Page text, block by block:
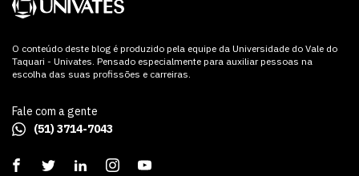
O conteúdo deste blog é produzido pela equipe da Universidade do Vale do
Taquari - Univates. Pensado especialmente para auxiliar pessoas na
escolha das suas profissões e carreiras.
Fale com a gente
(51) 3714-7043